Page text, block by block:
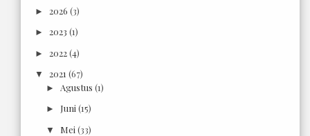
► 2026 (3)
► 2023 (1)
► 2022(4)
▼ 2021 (67)
► Agustus (1)
► Juni (15)
▼ Mei (33)